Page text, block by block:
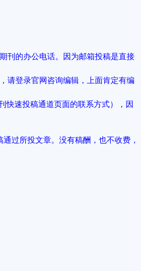
刊的办公电话。因为邮箱投稿是直接
请登录官网咨询编辑，上面肯定有编
快速投稿通道页面的联系方式），因
通过所投文章。没有稿酬，也不收费，